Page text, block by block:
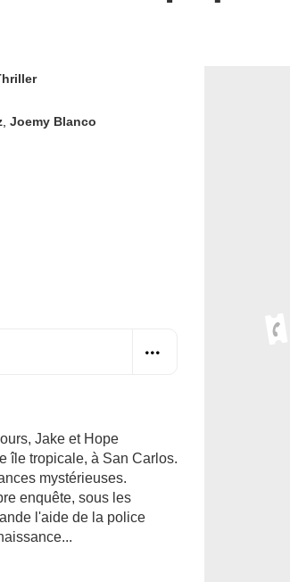
Joemy Blanco
Jake et Hope
île tropicale, à San Carlos.
mystérieuses.
enquête, sous les
l'aide de la police